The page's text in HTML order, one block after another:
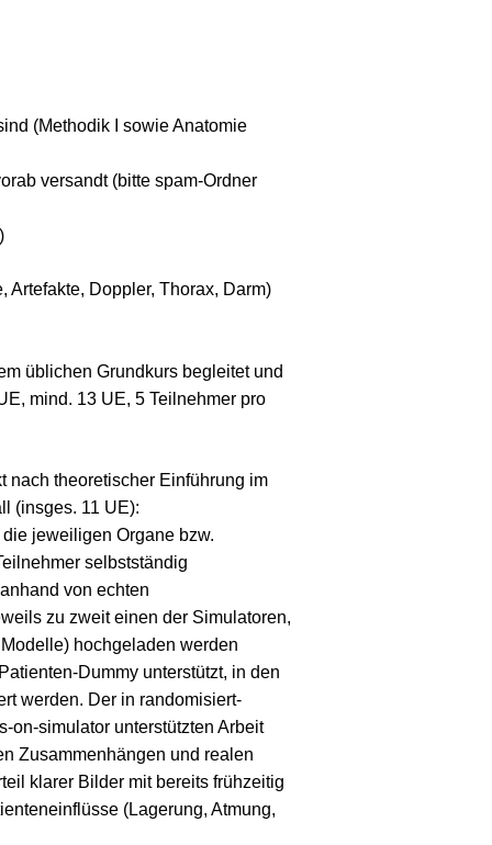
(Methodik I sowie Anatomie
versandt (bitte spam-Ordner
Artefakte, Doppler, Thorax, Darm)
üblichen Grundkurs begleitet und
mind. 13 UE, 5 Teilnehmer pro
nach theoretischer Einführung im
(insges. 11 UE):
jeweiligen Organe bzw.
selbstständig
von echten
zu zweit einen der Simulatoren,
hochgeladen werden
Dummy unterstützt, in den
werden. Der in randomisiert-
on-simulator unterstützten Arbeit
Zusammenhängen und realen
klarer Bilder mit bereits frühzeitig
(Lagerung, Atmung,